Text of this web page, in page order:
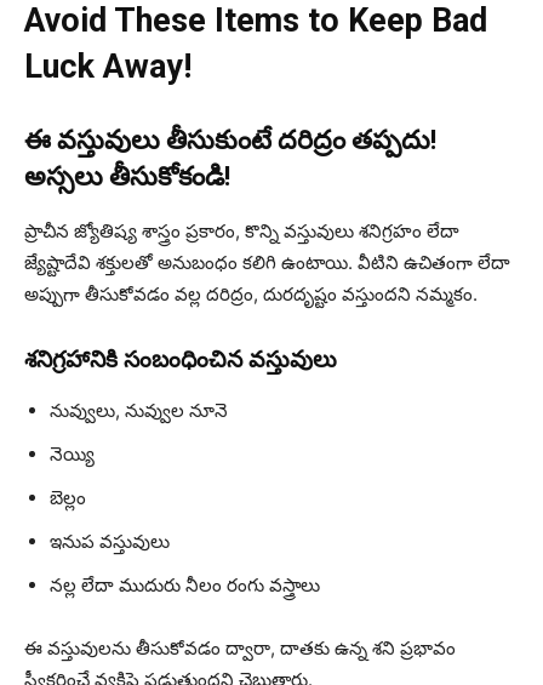
Avoid These Items to Keep Bad
Luck Away!
ఈ వస్తువులు తీసుకుంటే దరిద్రం తప్పదు!
అస్సలు తీసుకోకండి!
ప్రాచీన జ్యోతిష్య శాస్త్రం ప్రకారం, కొన్ని వస్తువులు శనిగ్రహం లేదా
జ్యేష్టాదేవి శక్తులతో అనుబంధం కలిగి ఉంటాయి. వీటిని ఉచితంగా లేదా
అప్పుగా తీసుకోవడం వల్ల దరిద్రం, దురదృష్టం వస్తుందని నమ్మకం.
శనిగ్రహానికి సంబంధించిన వస్తువులు
నువ్వులు, నువ్వుల నూనె
నెయ్యి
బెల్లం
ఇనుప వస్తువులు
నల్ల లేదా ముదురు నీలం రంగు వస్త్రాలు
ఈ వస్తువులను తీసుకోవడం ద్వారా, దాతకు ఉన్న శని ప్రభావం
స్వీకరించే వ్యక్తిపై పడుతుందని చెబుతారు.